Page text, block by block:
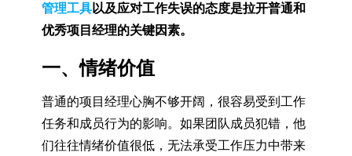
管理工具以及应对工作失误的态度是拉开普通和
优秀项目经理的关键因素。
一、情绪价值
普通的项目经理心胸不够开阔，很容易受到工作
任务和成员行为的影响。如果团队成员犯错，他
们往往情绪价值很低，无法承受工作压力中带来